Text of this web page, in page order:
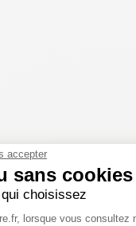
accepter
sans cookies
choisissez
de
lorsque vous consultez